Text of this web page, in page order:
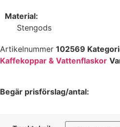
Material:
Stengods
Artikelnummer 102569
Kaffekoppar & Vattenflaskor
Begär prisförslag/antal: